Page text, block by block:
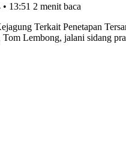
13:51 2 menit baca
Lembong, jalani sidang